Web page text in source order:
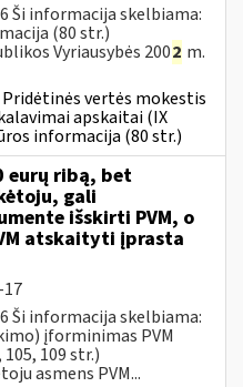
Ši informacija skelbiama:
(80 str.)
Vyriausybės 2002 m.
Pridėtinės vertės mokestis
apskaitai (IX
informacija (80 str.)
eurų ribą, bet
gali
išskirti PVM, o
atskaityti įprasta
Ši informacija skelbiama:
įforminimas PVM
109 str.)
asmens PVM...